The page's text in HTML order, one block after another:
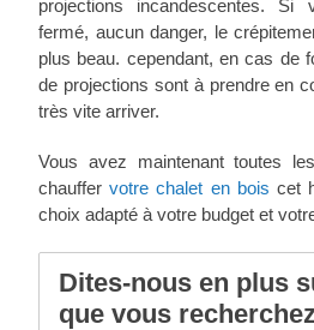
projections incandescentes.
fermé, aucun danger, le
plus beau. cependant, en cas de
de projections sont à prendre en
très vite arriver.
Vous avez maintenant toutes
chauffervotre chalet en bois cet
choix adapté à votre budget et
Dites-nous en plus
que vous